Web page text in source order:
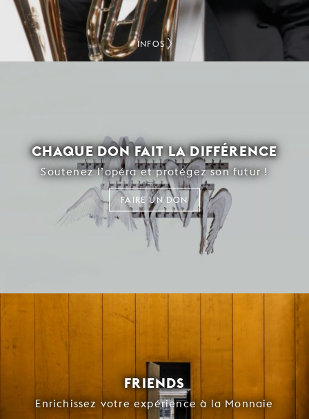
INFOS
CHAQUE DON FAIT LA DIFFÉRENCE
Soutenez l’opéra et protégez son futur !
FAIRE UN DON
FRIENDS
Enrichissez votre expérience à la Monnaie